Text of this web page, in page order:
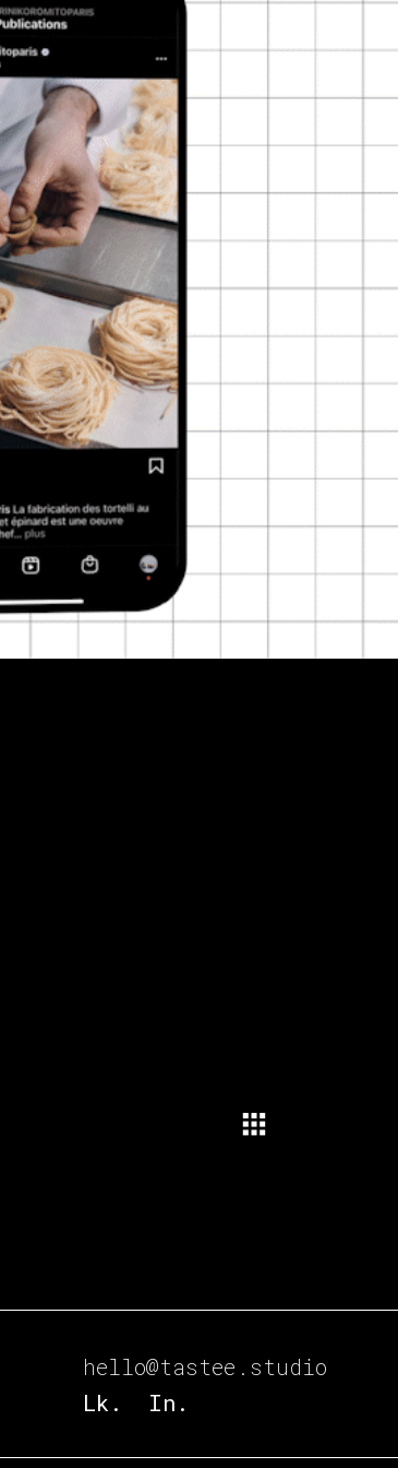
hello@tastee.studio
Lk.
In.